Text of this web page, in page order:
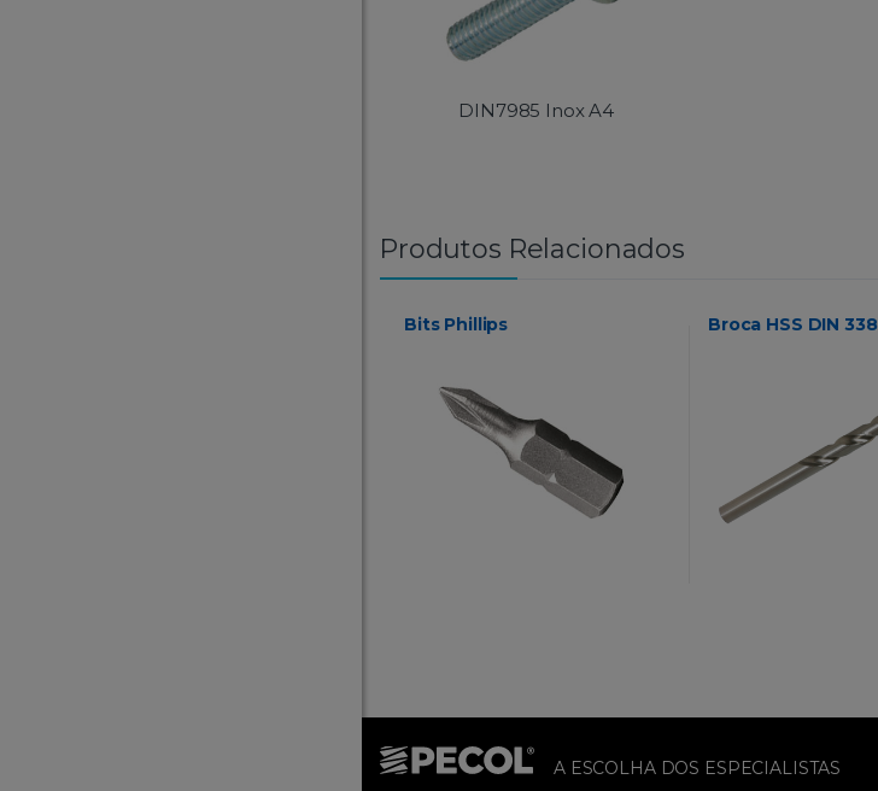
DIN7985 Inox A4
Produtos Relacionados
Bits Phillips Broca HSS DIN 338
A ESCOLHA DOS ESPECIALISTAS